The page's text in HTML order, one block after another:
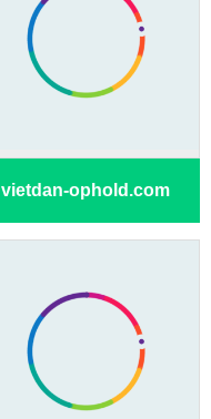
vietdan-ophold.com